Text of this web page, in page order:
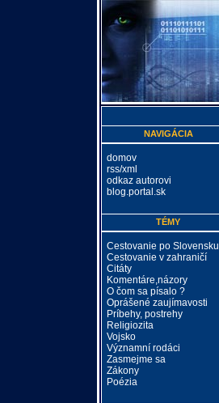
NAVIGÁCIA
domov
rss/xml
odkaz autorovi
blog.portal.sk
TÉMY
Cestovanie po Slovensku
Cestovanie v zahraničí
Citáty
Komentáre,názory
O čom sa písalo ?
Oprášené zaujímavosti
Príbehy, postrehy
Religiozita
Vojsko
Významní rodáci
Zasmejme sa
Zákony
Poézia